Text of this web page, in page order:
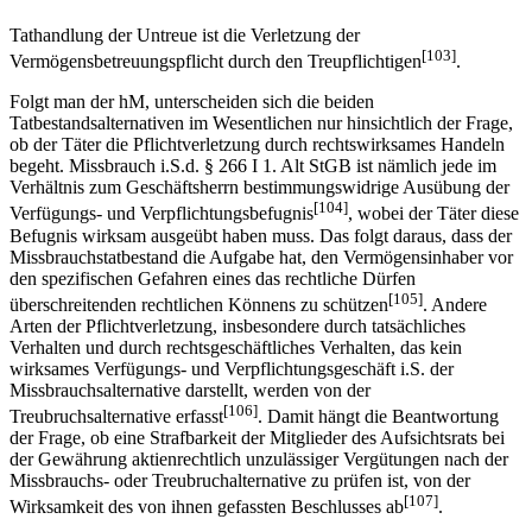
Tathandlung der Untreue ist die Verletzung der
Vermögensbetreuungspflicht durch den Treupflichtigen[103].
Folgt man der hM, unterscheiden sich die beiden
Tatbestandsalternativen im Wesentlichen nur hinsichtlich der Frage,
ob der Täter die Pflichtverletzung durch rechtswirksames Handeln
begeht. Missbrauch i.S.d. § 266 I 1. Alt StGB ist nämlich jede im
Verhältnis zum Geschäftsherrn bestimmungswidrige Ausübung der
Verfügungs- und Verpflichtungsbefugnis[104], wobei der Täter diese
Befugnis wirksam ausgeübt haben muss. Das folgt daraus, dass der
Missbrauchstatbestand die Aufgabe hat, den Vermögensinhaber vor
den spezifischen Gefahren eines das rechtliche Dürfen
überschreitenden rechtlichen Könnens zu schützen[105]. Andere
Arten der Pflichtverletzung, insbesondere durch tatsächliches
Verhalten und durch rechtsgeschäftliches Verhalten, das kein
wirksames Verfügungs- und Verpflichtungsgeschäft i.S. der
Missbrauchsalternative darstellt, werden von der
Treubruchsalternative erfasst[106]. Damit hängt die Beantwortung
der Frage, ob eine Strafbarkeit der Mitglieder des Aufsichtsrats bei
der Gewährung aktienrechtlich unzulässiger Vergütungen nach der
Missbrauchs- oder Treubruchalternative zu prüfen ist, von der
Wirksamkeit des von ihnen gefassten Beschlusses ab[107].